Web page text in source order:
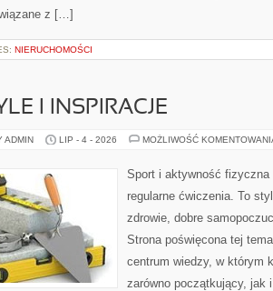
z […]
NIERUCHOMOŚCI
I INSPIRACJE
ADMIN LIP - 4 - 2026 MOŻLIWOŚĆ
Sport i aktywność
regularne ćwiczenia. To
zdrowie, dobre
Strona poświęcona tej
centrum wiedzy, w którym
zarówno początkujący, jak